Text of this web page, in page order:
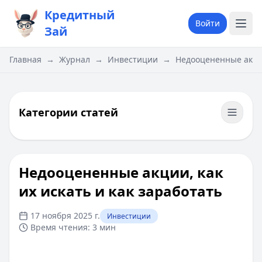
Кредитный
Зай
Войти
Главная → Журнал → Инвестиции → Недооцененные
Категории статей
Недооцененные акции, как
их искать и как заработать
17 ноября 2025 г. Инвестиции
Время чтения: 3 мин